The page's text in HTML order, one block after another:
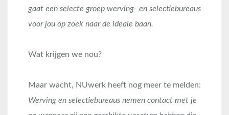
gaat een selecte groep werving- en selectiebureaus
voor jou op zoek naar de ideale baan.
Wat krijgen we nou?
Maar wacht, NUwerk heeft nog meer te melden:
Werving en selectiebureaus nemen contact met je